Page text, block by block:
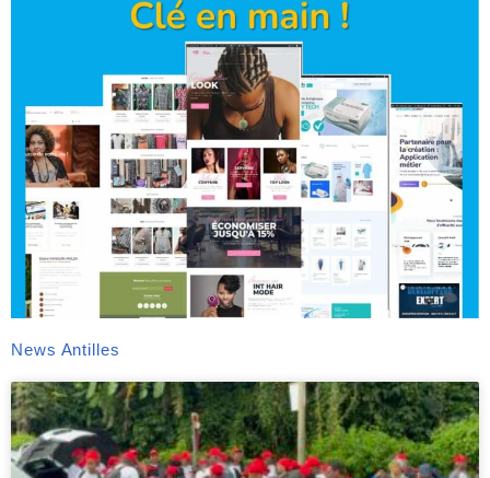
News Antilles